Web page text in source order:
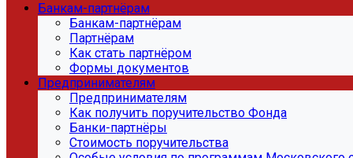
Банкам-партнёрам
Банкам-партнёрам
Партнёрам
Как стать партнёром
Формы документов
Предпринимателям
Предпринимателям
Как получить поручительство Фонда
Банки-партнёры
Стоимость поручительства